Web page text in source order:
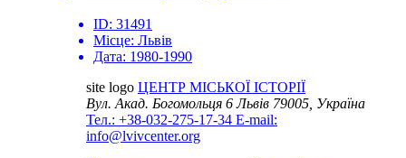
ID: 31491
Місце: Львів
Дата: 1980-1990
site logo ЦЕНТР МІСЬКОЇ ІСТОРІЇ
Вул. Акад. Богомольця 6Львів 79005, Україна
Тел.: +38-032-275-17-34 E-mail:
info@lvivcenter.org